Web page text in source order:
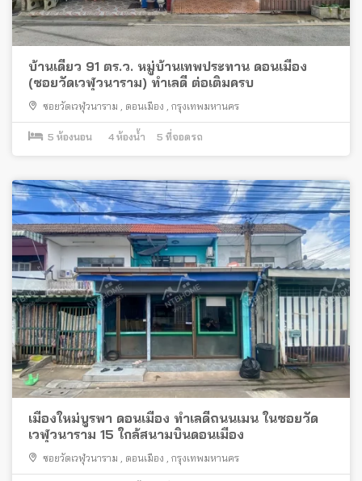
บ้านเดี่ยว 91 ตร.ว. หมู่บ้านเทพประทาน ดอนเมือง
(ซอยวัดเวฬุวนาราม) ทำเลดี ต่อเติมครบ
ซอยวัดเวฬุวนาราม ดอนเมือง กรุงเทพมหานคร
5 ห้องนอน 4 ห้องน้ำ 5 ที่จอดรถ
เมืองใหม่บูรพา ดอนเมือง ทำเลดีถนนเมน ในซอยวัด
เวฬุวนาราม 15 ใกล้สนามบินดอนเมือง
ซอยวัดเวฬุวนาราม ดอนเมือง กรุงเทพมหานคร